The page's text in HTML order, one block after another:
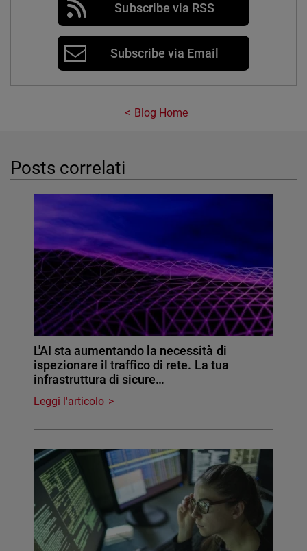
Subscribe via RSS
Subscribe via Email
Blog Home
Posts correlati
L'AI sta aumentando la necessità di
ispezionare il traffico di rete. La tua
infrastruttura di sicure…
Leggi l'articolo